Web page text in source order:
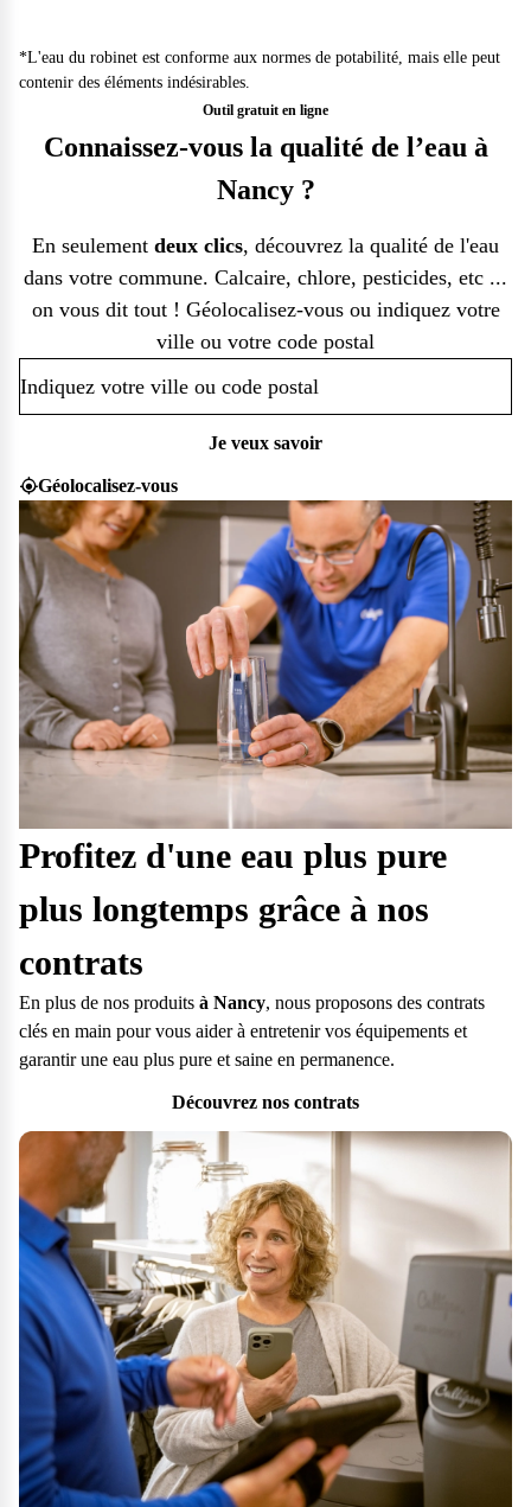
*L'eau du robinet est conforme aux normes de potabilité, mais elle peut
contenir des éléments indésirables.
Outil gratuit en ligne
Connaissez-vous la qualité de l’eau à
Nancy ?
En seulement deux clics, découvrez la qualité de l'eau
dans votre commune. Calcaire, chlore, pesticides, etc ...
on vous dit tout ! Géolocalisez-vous ou indiquez votre
ville ou votre code postal
Je veux savoir
Géolocalisez-vous
Profitez d'une eau plus pure
plus longtemps grâce à nos
contrats
En plus de nos produits à Nancy, nous proposons des contrats
clés en main pour vous aider à entretenir vos équipements et
garantir une eau plus pure et saine en permanence.
Découvrez nos contrats